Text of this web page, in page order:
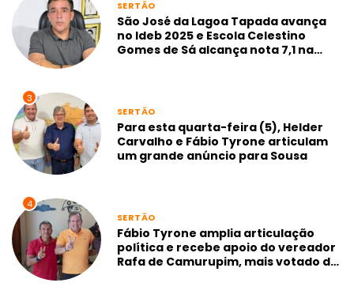
SERTÃO
São José da Lagoa Tapada avança
no Ideb 2025 e Escola Celestino
Gomes de Sá alcança nota 7,1 na
3
SERTÃO
Para esta quarta-feira (5), Helder
Carvalho e Fábio Tyrone articulam
um grande anúncio para Sousa
4
SERTÃO
Fábio Tyrone amplia articulação
política e recebe apoio do vereador
Rafa de Camurupim, mais votado de